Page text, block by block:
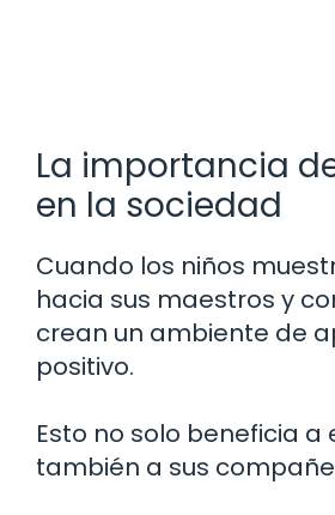
La importancia
en la sociedad
Cuando los niños
hacia sus maestros y
crean un ambiente de
positivo.
Esto no solo beneficia a
también a sus